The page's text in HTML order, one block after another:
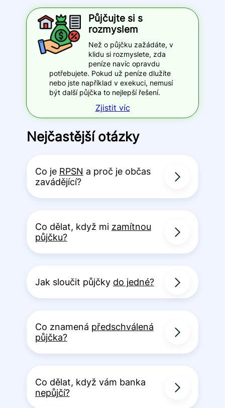
Půjčujte si s
rozmyslem
Než o půjčku zažádáte, v
klidu si rozmyslete, zda
peníze navíc opravdu
potřebujete. Pokud už peníze dlužíte
nebo jste například v exekuci, nemusí
být další půjčka to nejlepší řešení.
Zjistit víc
Nejčastější otázky
Co je RPSN a proč je občas
zavádějící?
Co dělat, když mi zamítnou
půjčku?
Jak sloučit půjčky do jedné?
Co znamená předschválená
půjčka?
Co dělat, když vám banka
nepůjčí?